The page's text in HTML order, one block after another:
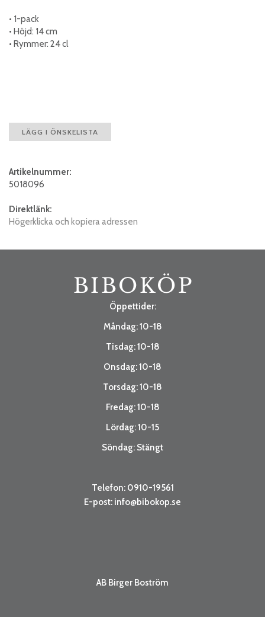
• 1-pack
• Höjd: 14 cm
• Rymmer: 24 cl
LÄGG I ÖNSKELISTA
Artikelnummer:
5018096
Direktlänk:
Högerklicka och kopiera adressen
Öppettider:
Måndag: 10-18
Tisdag: 10-18
Onsdag: 10-18
Torsdag: 10-18
Fredag: 10-18
Lördag: 10-15
Söndag: Stängt
Telefon: 0910-19561
E-post: info@bibokop.se
AB Birger Boström